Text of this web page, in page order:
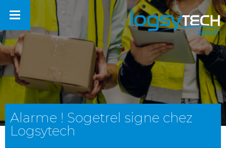
Alarme ! Sogetrel signe chez
Logsytech